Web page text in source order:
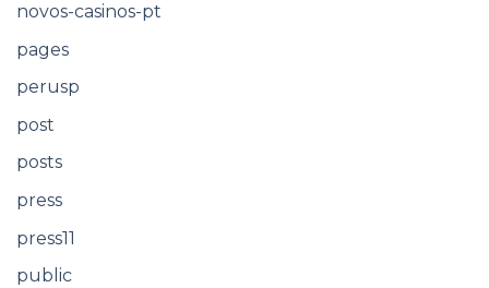
novos-casinos-pt
pages
perusp
post
posts
press
press11
public